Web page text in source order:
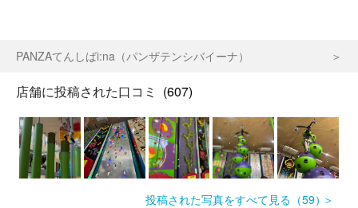
PANZAてんしばi:na（パンザテンシバイーナ）
店舗に投稿された口コミ (607)
投稿された写真をすべて見る（59）